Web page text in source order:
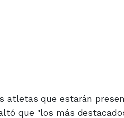
atletas que estarán
que "los más